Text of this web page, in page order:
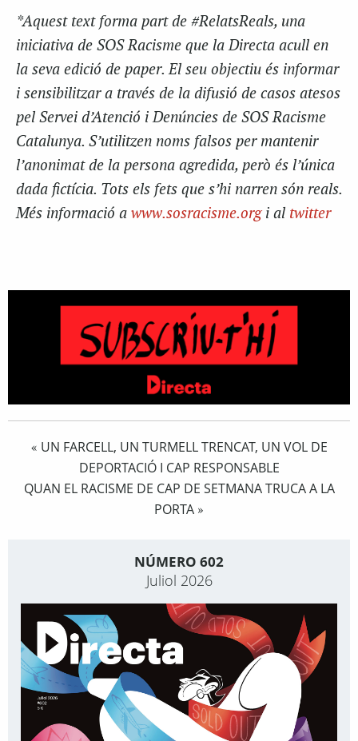
*Aquest text forma part de #RelatsReals, una
iniciativa de SOS Racisme que la Directa acull en
la seva edició de paper. El seu objectiu és informar
i sensibilitzar a través de la difusió de casos atesos
pel Servei d’Atenció i Denúncies de SOS Racisme
Catalunya. S’utilitzen noms falsos per mantenir
l’anonimat de la persona agredida, però és l’única
dada fictícia. Tots els fets que s’hi narren són reals.
Més informació a www.sosracisme.orgi al twitter
« UN FARCELL, UN TURMELL TRENCAT, UN VOL DE
DEPORTACIÓ I CAP RESPONSABLE
QUAN EL RACISME DE CAP DE SETMANA TRUCA A LA
PORTA »
NÚMERO 602
Juliol 2026